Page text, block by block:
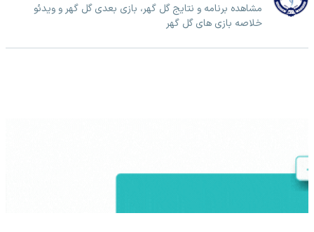
مشاهده برنامه و نتایج گل گهر، بازی بعدی گل گهر و ویدئو
خلاصه بازی های گل گهر